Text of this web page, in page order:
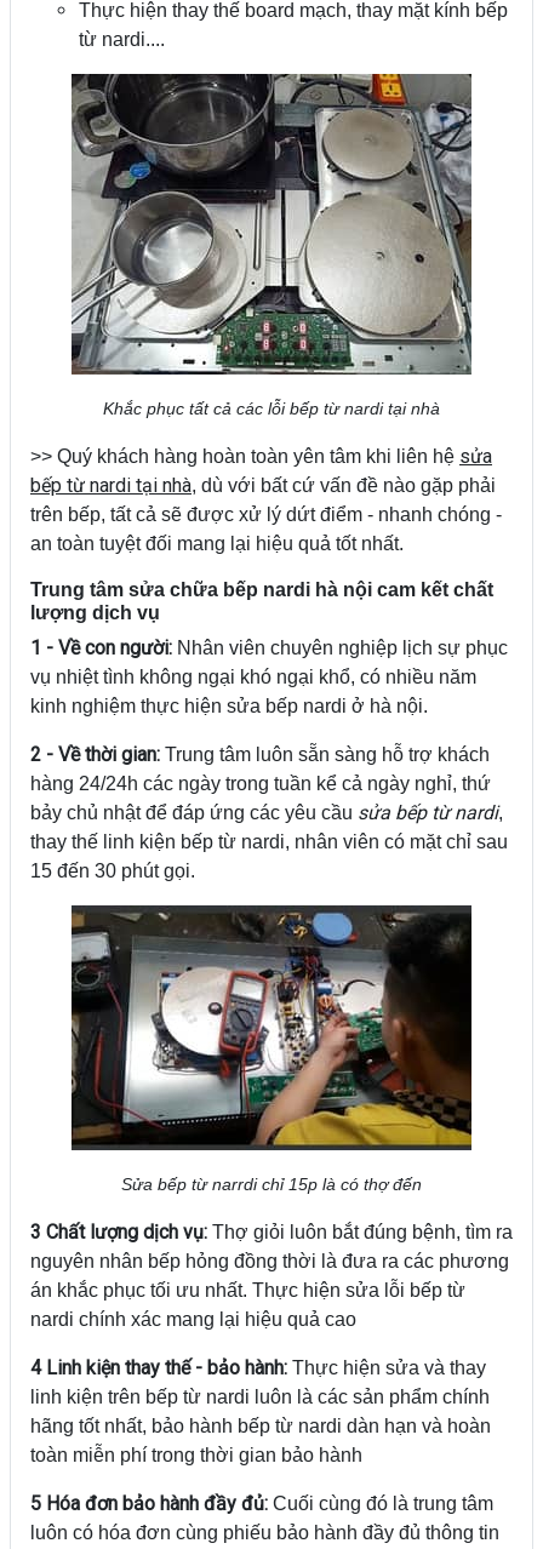
Thực hiện thay thế board mạch, thay mặt kính bếp
từ nardi....
Khắc phục tất cả các lỗi bếp từ nardi tại nhà
>> Quý khách hàng hoàn toàn yên tâm khi liên hệ sửa
bếp từ nardi tại nhà, dù với bất cứ vấn đề nào gặp phải
trên bếp, tất cả sẽ được xử lý dứt điểm - nhanh chóng -
an toàn tuyệt đối mang lại hiệu quả tốt nhất.
Trung tâm sửa chữa bếp nardi hà nội cam kết chất
lượng dịch vụ
1 - Về con người: Nhân viên chuyên nghiệp lịch sự phục
vụ nhiệt tình không ngại khó ngại khổ, có nhiều năm
kinh nghiệm thực hiện sửa bếp nardi ở hà nội.
2 - Về thời gian: Trung tâm luôn sẵn sàng hỗ trợ khách
hàng 24/24h các ngày trong tuần kể cả ngày nghỉ, thứ
bảy chủ nhật để đáp ứng các yêu cầu sửa bếp từ nardi,
thay thế linh kiện bếp từ nardi, nhân viên có mặt chỉ sau
15 đến 30 phút gọi.
Sửa bếp từ narrdi chỉ 15p là có thợ đến
3 Chất lượng dịch vụ: Thợ giỏi luôn bắt đúng bệnh, tìm ra
nguyên nhân bếp hỏng đồng thời là đưa ra các phương
án khắc phục tối ưu nhất. Thực hiện sửa lỗi bếp từ
nardi chính xác mang lại hiệu quả cao
4 Linh kiện thay thế - bảo hành: Thực hiện sửa và thay
linh kiện trên bếp từ nardi luôn là các sản phẩm chính
hãng tốt nhất, bảo hành bếp từ nardi dàn hạn và hoàn
toàn miễn phí trong thời gian bảo hành
5 Hóa đơn bảo hành đầy đủ: Cuối cùng đó là trung tâm
luôn có hóa đơn cùng phiếu bảo hành đầy đủ thông tin